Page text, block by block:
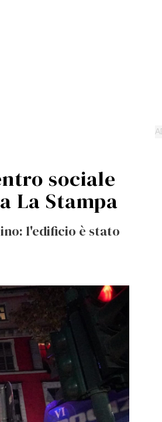
sociale
La Stampa
l'edificio è stato